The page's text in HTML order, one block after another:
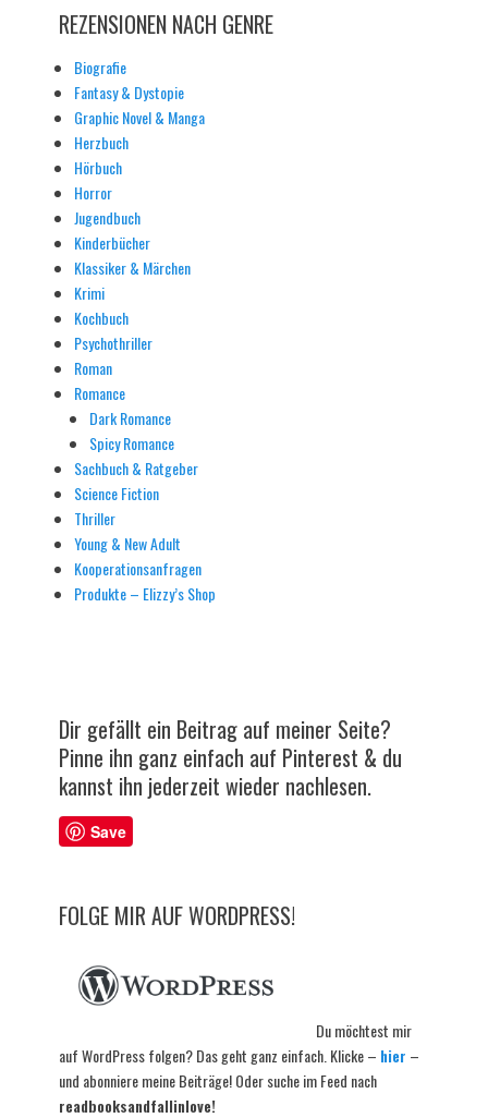
REZENSIONEN NACH GENRE
Biografie
Fantasy & Dystopie
Graphic Novel & Manga
Herzbuch
Hörbuch
Horror
Jugendbuch
Kinderbücher
Klassiker & Märchen
Krimi
Kochbuch
Psychothriller
Roman
Romance
Dark Romance
Spicy Romance
Sachbuch & Ratgeber
Science Fiction
Thriller
Young & New Adult
Kooperationsanfragen
Produkte – Elizzy’s Shop
Dir gefällt ein Beitrag auf meiner Seite?
Pinne ihn ganz einfach auf Pinterest & du
kannst ihn jederzeit wieder nachlesen.
Save
FOLGE MIR AUF WORDPRESS!
Du möchtest mir
auf WordPress folgen? Das geht ganz einfach. Klicke – hier –
und abonniere meine Beiträge! Oder suche im Feed nach
readbooksandfallinlove!